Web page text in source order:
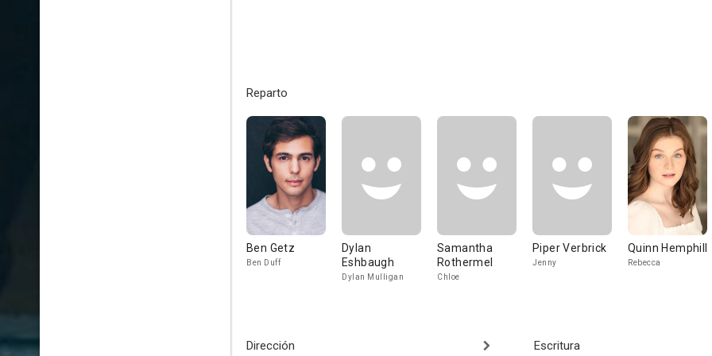
Reparto
Ben Getz
Ben Duff
Dylan
Eshbaugh
Dylan Mulligan
Samantha
Rothermel
Chloe
Piper Verbrick
Jenny
Quinn Hemphill
Rebecca
Dirección Escritura